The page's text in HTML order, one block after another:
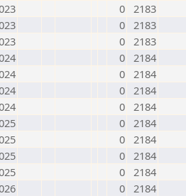
0 2183
0 2183
0 2183
0 2184
0 2184
0 2184
0 2184
0 2184
0 2184
0 2184
0 2184
0 2184